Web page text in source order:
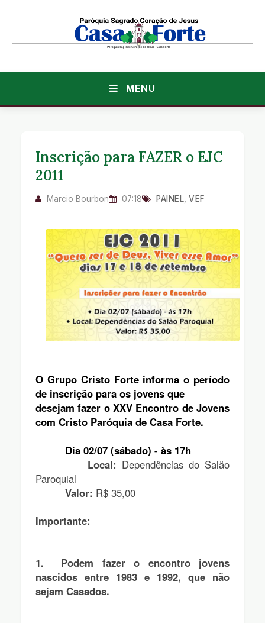
MENU
Inscrição para FAZER o EJC
2011
Marcio Bourbon 07:18 PAINEL VEF
O Grupo Cristo Forte informa o período
de inscrição para os jovens que
desejam fazer o XXV Encontro de Jovens
com Cristo Paróquia de Casa Forte.
          Dia 02/07 (sábado) - às 17h
          Local:
Dependências do Saläo
Paroquial
          Valor:
R$ 35,00
Importante:
1.  Podem fazer o encontro jovens
nascidos entre 1983 e 1992, que não
sejam Casados.